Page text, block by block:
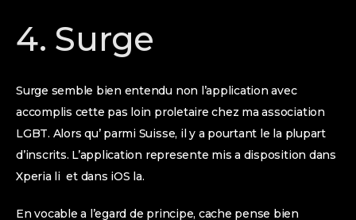
4. Surge
Surge semble bien entendu non l’application avec
accomplis cette pas loin proletaire chez ma association
LGBT. Alors qu’ parmi Suisse, il y a pourtant le la plupart
d’inscrits. L’application represente mis a disposition dans
Xperia li et dans iOS la.
En vocable a l’egard de principe, cache pense bien